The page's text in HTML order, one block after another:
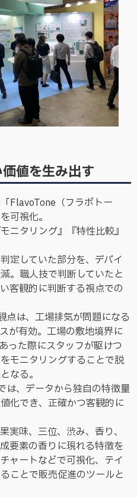
値を生み出す
FlavoTone（フラボトー
可視化。
ニタリング』『特性比較』
定していた部分を、デバイ
。職人技で判断していたと
客観的に判断する視点での
点は、工場排気が問題になる
が有効。工場の敷地境界に
った際にスタッフが駆けつ
モニタリングすることで脱
なる。
は、データから独自の特徴量
化でき、正確かつ客観的に
実味、三位、渋み、香り、
要素の香りに現れる特徴を
ャートなどで可視化、テイ
ことで販売促進のツールと